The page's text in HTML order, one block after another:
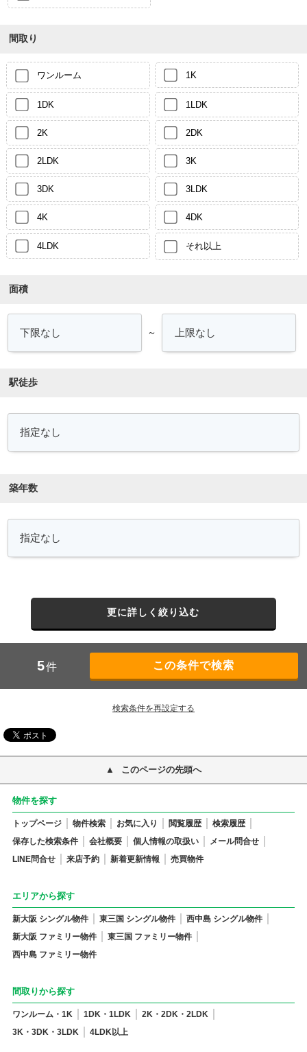
間取り
ワンルーム 1K
1DK 1LDK
2K 2DK
2LDK 3K
3DK 3LDK
4K 4DK
4LDK それ以上
面積
～
駅徒歩
築年数
更に詳しく絞り込む
5件
検索条件を再設定する
このページの先頭へ
物件を探す
トップページ 物件検索 お気に入り 閲覧履歴
検索履歴
保存した検索条件
会社概要 個人情報の取扱い
メール問合せ
LINE問合せ
来店予約 新着更新情報 売買物件
エリアから探す
新大阪 シングル物件 東三国 シングル物件
西中島 シングル物件
新大阪 ファミリー物件
東三国 ファミリー物件
西中島 ファミリー物件
間取りから探す
ワンルーム・1K 1DK・1LDK
2K・2DK・2LDK
3K・3DK・3LDK
4LDK以上